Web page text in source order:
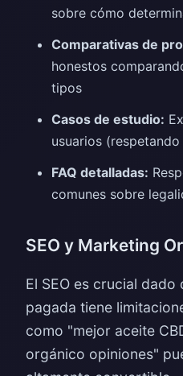
sobre cómo
Comparativas de
honestos
tipos
Casos de estudio:
usuarios
FAQ detalladas:
comunes sobre
SEO y Marketing
El SEO es crucial
pagada tiene
como "mejor aceite
orgánico opiniones"